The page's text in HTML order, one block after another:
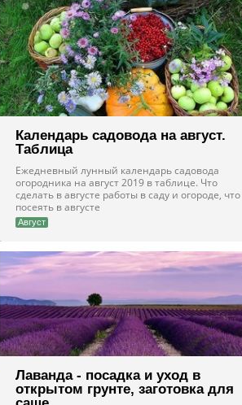
Календарь садовода на август.
Таблица
Ежедневный лунный календарь садовода
огородника на август 2019 в таблице. Что
сделать в августе работы в саду и огороде, что
посеять в августе
Август
Лаванда - посадка и уход в
открытом грунте, заготовка для